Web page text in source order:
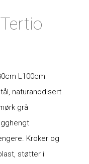
L100cm
naturanodisert
grå
Kroker og
støtter i